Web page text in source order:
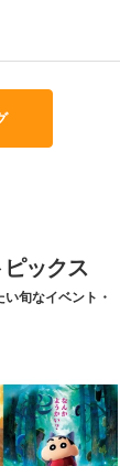
ックス
旬なイベント・